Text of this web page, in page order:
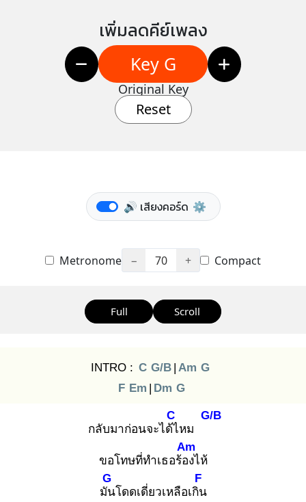
เพิ่มลดคีย์เพลง
Key G
Original Key
Reset
🔊 เสียงคอร์ด ⚙️
Metronome − 70 + Compact
Full Scroll
INTRO : C G/B | Am G
F Em | Dm G
กลับมาก่อนจะได้ไ
C
หม
G/B
ขอโทษที่ทำเธอร้อง
Am
ไห้
มัน
G
โดดเดี่ยวเหลือเกิน
F